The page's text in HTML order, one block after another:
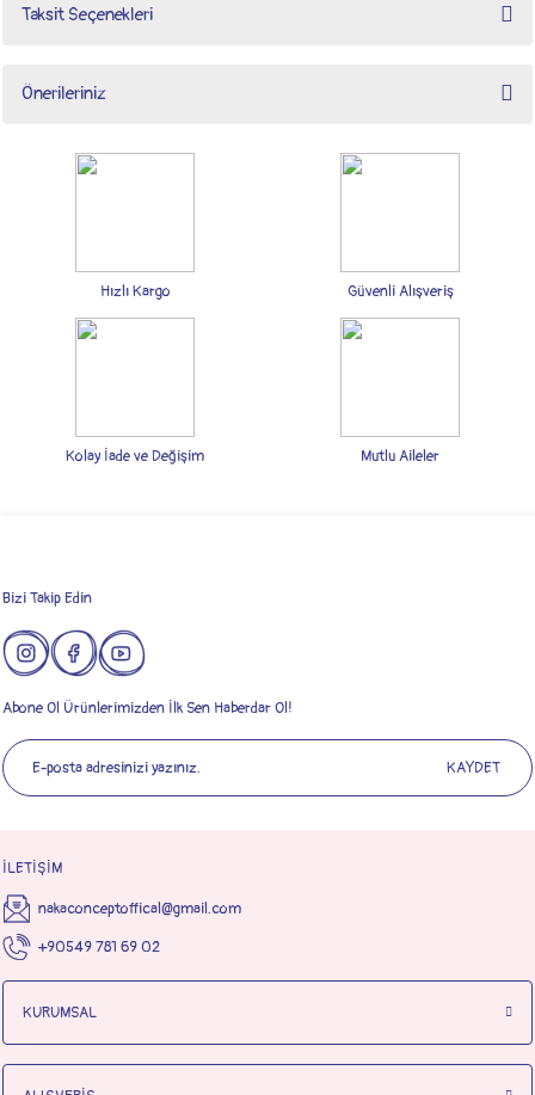
Taksit Seçenekleri
Önerileriniz
Bu ürünün fiyat bilgisi, resim, ürün açıklamalarında ve diğer konularda yetersiz
gördüğünüz noktaları öneri formunu kullanarak tarafımıza iletebilirsiniz.
Ürün açıklamasında eksik bilgiler bulunuyor.
Ürün bilgilerinde hatalar bulunuyor.
Hızlı Kargo Güvenli Alışveriş
Kolay İade ve Değişim Mutlu Aileler
Bizi Takip Edin
Abone Ol Ürünlerimizden İlk Sen Haberdar Ol!
KAYDET
İLETİŞİM
nakaconceptoffical@gmail.com
+90549 781 69 02
KURUMSAL